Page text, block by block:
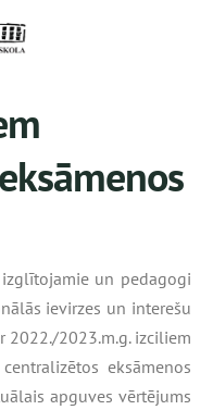
un pedagogi
ievirzes un interešu
2022./2023.m.g. izciliem
eksāmenos
apguves vērtējums